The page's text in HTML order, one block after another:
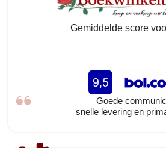
Gemiddelde score
Goede
snelle levering en